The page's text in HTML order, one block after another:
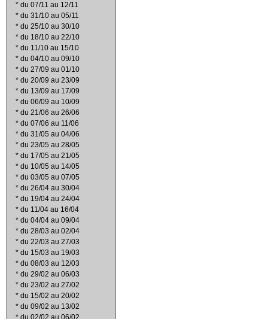
* du 07/11 au 12/11
* du 31/10 au 05/11
* du 25/10 au 30/10
* du 18/10 au 22/10
* du 11/10 au 15/10
* du 04/10 au 09/10
* du 27/09 au 01/10
* du 20/09 au 23/09
* du 13/09 au 17/09
* du 06/09 au 10/09
* du 21/06 au 26/06
* du 07/06 au 11/06
* du 31/05 au 04/06
* du 23/05 au 28/05
* du 17/05 au 21/05
* du 10/05 au 14/05
* du 03/05 au 07/05
* du 26/04 au 30/04
* du 19/04 au 24/04
* du 11/04 au 16/04
* du 04/04 au 09/04
* du 28/03 au 02/04
* du 22/03 au 27/03
* du 15/03 au 19/03
* du 08/03 au 12/03
* du 29/02 au 06/03
* du 23/02 au 27/02
* du 15/02 au 20/02
* du 09/02 au 13/02
* du 02/02 au 06/02